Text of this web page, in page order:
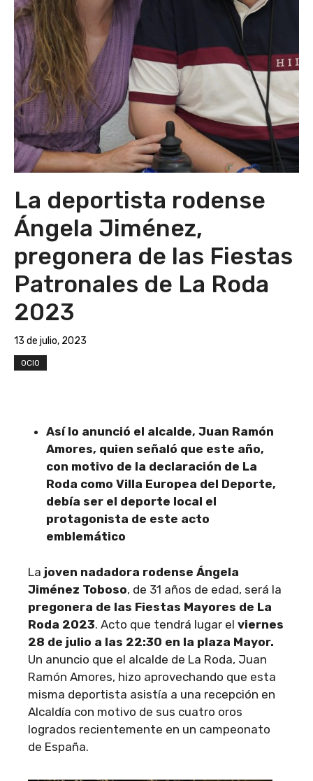
La deportista rodense
Ángela Jiménez,
pregonera de las Fiestas
Patronales de La Roda
2023
13 de julio, 2023
OCIO
Así lo anunció el alcalde, Juan Ramón
Amores, quien señaló que este año,
con motivo de la declaración de La
Roda como Villa Europea del Deporte,
debía ser el deporte local el
protagonista de este acto
emblemático
La joven nadadora rodense Ángela
Jiménez Toboso, de 31 años de edad, será la
pregonera de las Fiestas Mayores de La
Roda 2023. Acto que tendrá lugar el viernes
28 de julio a las 22:30 en la plaza Mayor.
Un anuncio que el alcalde de La Roda, Juan
Ramón Amores, hizo aprovechando que esta
misma deportista asistía a una recepción en
Alcaldía con motivo de sus cuatro oros
logrados recientemente en un campeonato
de España.